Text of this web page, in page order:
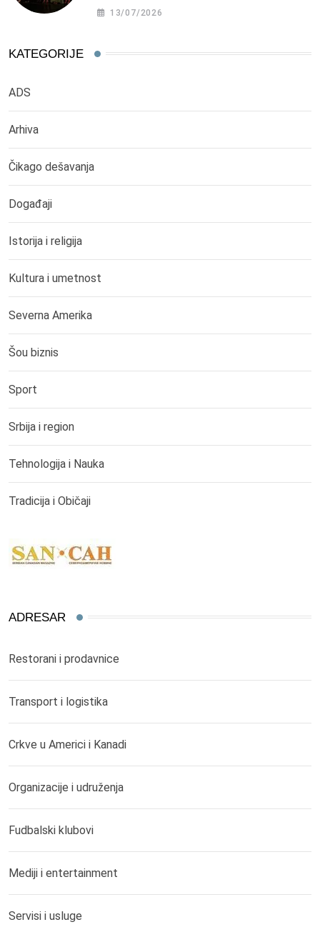
13/07/2026
KATEGORIJE
ADS
Arhiva
Čikago dešavanja
Događaji
Istorija i religija
Kultura i umetnost
Severna Amerika
Šou biznis
Sport
Srbija i region
Tehnologija i Nauka
Tradicija i Običaji
ADRESAR
Restorani i prodavnice
Transport i logistika
Crkve u Americi i Kanadi
Organizacije i udruženja
Fudbalski klubovi
Mediji i entertainment
Servisi i usluge